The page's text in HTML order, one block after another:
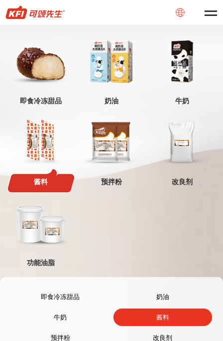
即食冷冻甜品 奶油 牛奶
酱料 预拌粉 改良剂
功能油脂
即食冷冻甜品 奶油
牛奶 酱料
预拌粉 改良剂